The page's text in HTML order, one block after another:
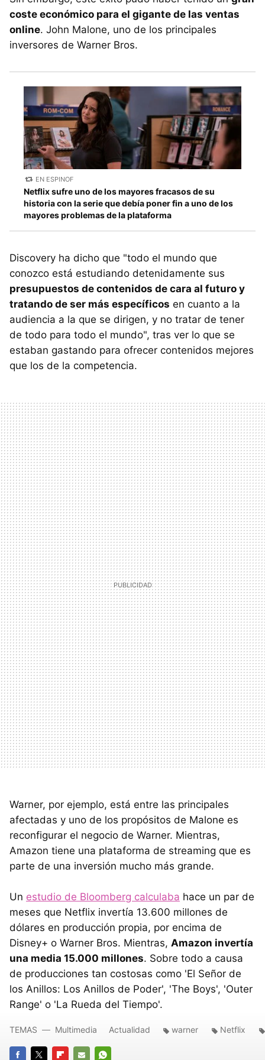
coste económico para el gigante de las ventas
online. John Malone, uno de los principales
inversores de Warner Bros.
EN ESPINOF
Netflix sufre uno de los mayores fracasos de su
historia con la serie que debía poner fin a uno de los
mayores problemas de la plataforma
Discovery ha dicho que "todo el mundo que
conozco está estudiando detenidamente sus
presupuestos de contenidos de cara al futuro y
tratando de ser más específicos en cuanto a la
audiencia a la que se dirigen, y no tratar de tener
de todo para todo el mundo", tras ver lo que se
estaban gastando para ofrecer contenidos mejores
que los de la competencia.
Warner, por ejemplo, está entre las principales
afectadas y uno de los propósitos de Malone es
reconfigurar el negocio de Warner. Mientras,
Amazon tiene una plataforma de streaming que es
parte de una inversión mucho más grande.
Un estudio de Bloomberg calculaba hace un par de
meses que Netflix invertía 13.600 millones de
dólares en producción propia, por encima de
Disney+ o Warner Bros. Mientras, Amazon invertía
una media 15.000 millones. Sobre todo a causa
de producciones tan costosas como 'El Señor de
los Anillos: Los Anillos de Poder', 'The Boys', 'Outer
Range' o 'La Rueda del Tiempo'.
TEMAS Multimedia Actualidad warner Netflix